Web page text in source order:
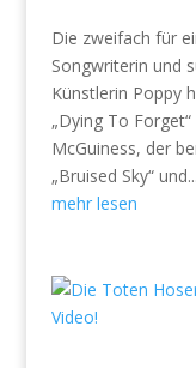
Die zweifach für
Songwriterin und
Künstlerin Poppy
„Dying To
McGuiness, der
„Bruised Sky“ und...
mehr lesen